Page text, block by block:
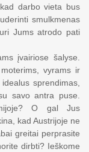
darbo vieta bus
smulkmenas
Jums atrodo pati
įvairiose šalyse.
vyrams ir
sprendimas,
savo antra puse.
O gal Jus
kad Austrijoje ne
greitai perprasite
dirbti? Ieškome